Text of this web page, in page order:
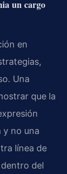
un cargo
en
Una
que la
y no una
línea de
del